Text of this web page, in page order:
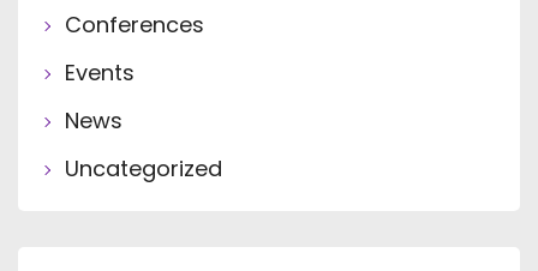
Conferences
Events
News
Uncategorized